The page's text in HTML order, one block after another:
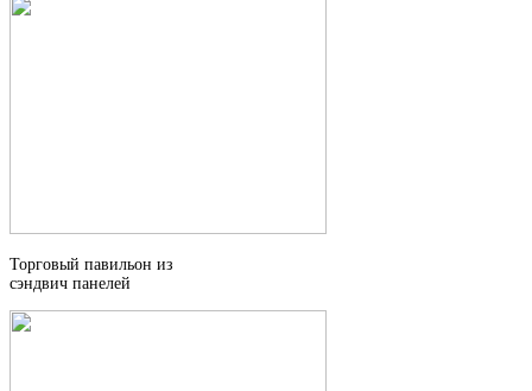
Торговый павильон из
сэндвич панелей